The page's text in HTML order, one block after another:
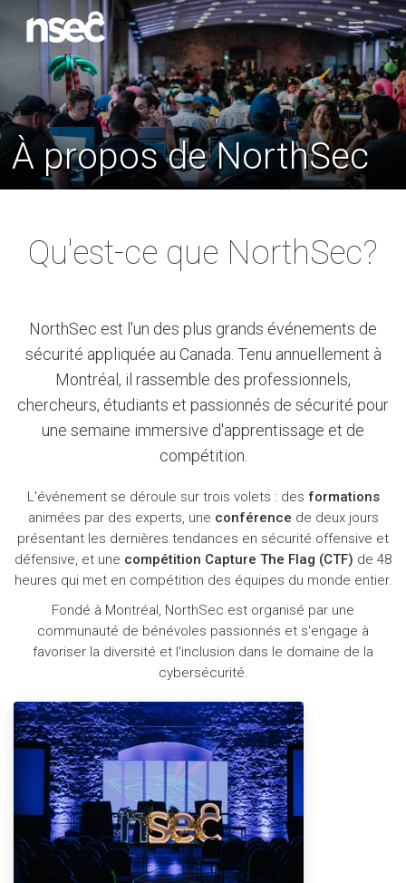
À propos de NorthSec
Qu'est-ce que NorthSec?
NorthSec est l'un des plus grands événements de
sécurité appliquée au Canada. Tenu annuellement à
Montréal, il rassemble des professionnels,
chercheurs, étudiants et passionnés de sécurité pour
une semaine immersive d'apprentissage et de
compétition.
L'événement se déroule sur trois volets : des formations
animées par des experts, une conférence de deux jours
présentant les dernières tendances en sécurité offensive et
défensive, et une compétition Capture The Flag (CTF) de 48
heures qui met en compétition des équipes du monde entier.
Fondé à Montréal, NorthSec est organisé par une
communauté de bénévoles passionnés et s'engage à
favoriser la diversité et l'inclusion dans le domaine de la
cybersécurité.